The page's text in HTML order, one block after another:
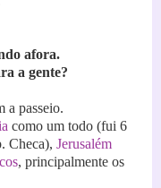
afora.
a gente?
a passeio.
como um todo (fui 6
Checa), Jerusalém
, principalmente os